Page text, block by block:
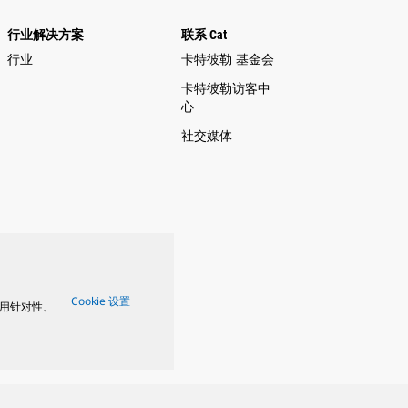
行业解决方案
行业
联系 Cat
卡特彼勒 基金会
卡特彼勒访客中
心
社交媒体
针对性、 Cookie 设置